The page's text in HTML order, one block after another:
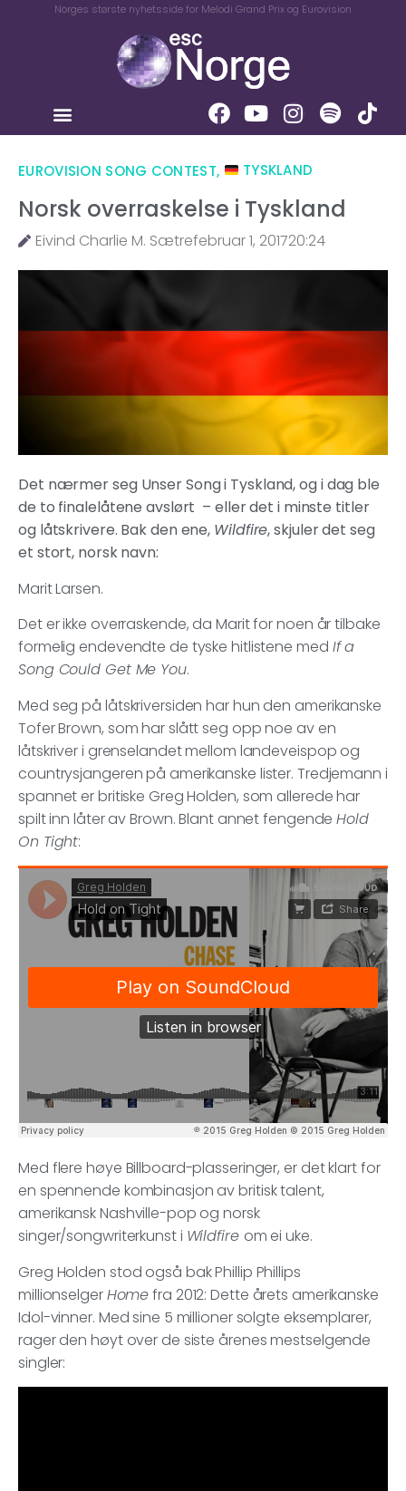
Norges største nyhetsside for Melodi Grand Prix og Eurovision
EUROVISION SONG CONTEST, TYSKLAND
Norsk overraskelse i Tyskland
Eivind Charlie M. Sætrefebruar 1, 201720:24
Det nærmer seg Unser Song i Tyskland, og i dag ble
de to finalelåtene avslørt – eller det i minste titler
og låtskrivere. Bak den ene, Wildfire, skjuler det seg
et stort, norsk navn:
Marit Larsen.
Det er ikke overraskende, da Marit for noen år tilbake
formelig endevendte de tyske hitlistene med If a
Song Could Get Me You.
Med seg på låtskriversiden har hun den amerikanske
Tofer Brown, som har slått seg opp noe av en
låtskriver i grenselandet mellom landeveispop og
countrysjangeren på amerikanske lister. Tredjemann i
spannet er britiske Greg Holden, som allerede har
spilt inn låter av Brown. Blant annet fengendeHold
On Tight:
Med flere høye Billboard-plasseringer, er det klart for
en spennende kombinasjon av britisk talent,
amerikansk Nashville-pop og norsk
singer/songwriterkunst i Wildfire om ei uke.
Greg Holden stod også bak Phillip Phillips
millionselgerHomefra 2012: Dette årets amerikanske
Idol-vinner. Med sine 5 millioner solgte eksemplarer,
rager den høyt over de siste årenes mestselgende
singler: